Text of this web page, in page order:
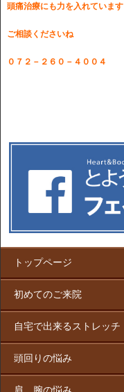
頭痛治療にも力を入れています
ご相談くださいね
０７２－２６０－４００４
トップページ
初めてのご来院
自宅で出来るストレッチ
頭回りの悩み